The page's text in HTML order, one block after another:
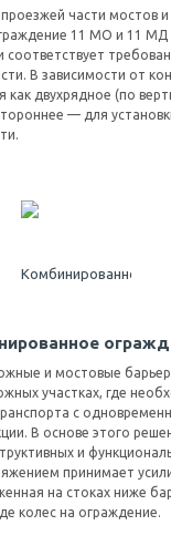
части мостов
11 МО и 11 МД
соответствует
В зависимости от
двухрядное (по
— для
и мостовые
участках, где
с
В основе этого
и
принимает
на стоках ниже
колес на ограждение.